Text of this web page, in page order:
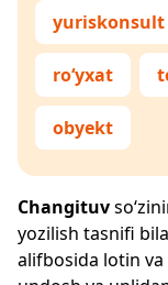
yuriskonsult
ro‘yxat
obyekt
Changituv
yozilish tasnifi
alifbosida lotin va